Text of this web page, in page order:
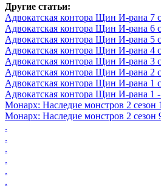
Другие статьи:
Адвокатская контора Щин И-рана 7
Адвокатская контора Щин И-рана 6
Адвокатская контора Щин И-рана 5
Адвокатская контора Щин И-рана 4
Адвокатская контора Щин И-рана 3
Адвокатская контора Щин И-рана 2
Адвокатская контора Щин И-рана 1
Адвокатская контора Щин И-рана 1 -
Монарх: Наследие монстров 2 сезон
Монарх: Наследие монстров 2 сезон
.
.
.
.
.
.